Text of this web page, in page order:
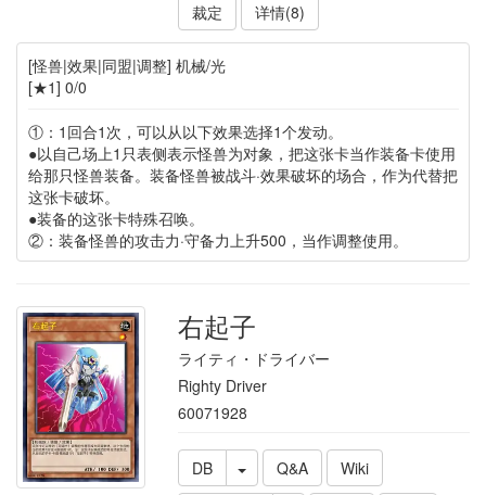
裁定
详情(8)
[怪兽|效果|同盟|调整] 机械/光
[★1] 0/0
①：1回合1次，可以从以下效果选择1个发动。
●以自己场上1只表侧表示怪兽为对象，把这张卡当作装备卡使用
给那只怪兽装备。装备怪兽被战斗·效果破坏的场合，作为代替把
这张卡破坏。
●装备的这张卡特殊召唤。
②：装备怪兽的攻击力·守备力上升500，当作调整使用。
右起子
ライティ・ドライバー
Righty Driver
60071928
DB Q&A
Wiki